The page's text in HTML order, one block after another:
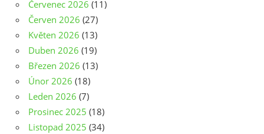
Červenec 2026 (11)
Červen 2026 (27)
Květen 2026 (13)
Duben 2026 (19)
Březen 2026 (13)
Únor 2026 (18)
Leden 2026 (7)
Prosinec 2025 (18)
Listopad 2025 (34)